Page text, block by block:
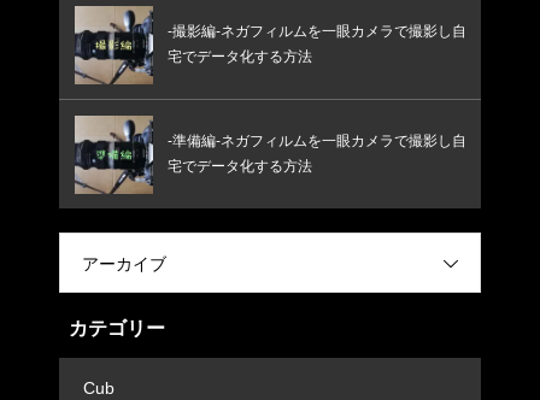
-撮影編-ネガフィルムを一眼カメラで撮影し自
宅でデータ化する方法
-準備編-ネガフィルムを一眼カメラで撮影し自
宅でデータ化する方法
アーカイブ
カテゴリー
Cub